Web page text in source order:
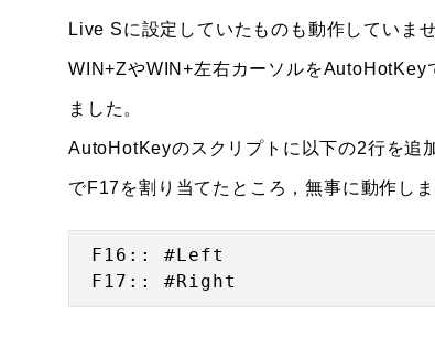
Live Sに設定していたものも動作していま
WIN+ZやWIN+左右カーソルをAutoHotKey
ました。
AutoHotKeyのスクリプトに以下の2行を追
でF17を割り当てたところ，無事に動作しま
F16:: #Left